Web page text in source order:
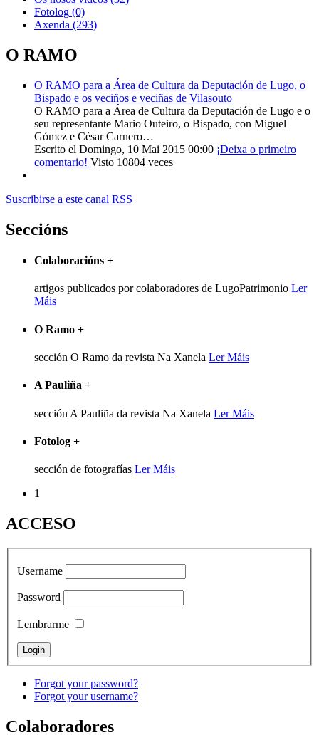
Fotolog (0)
Axenda (293)
O RAMO
O RAMO para a Área de Cultura da Deputación de Lugo, o
Bispado e os veciños e veciñas de Vilasouto
O RAMO para a Área de Cultura da Deputación de Lugo e o
seu representante Mario Outeiro, o Bispado, con Miguel
Gómez e César Carnero…
Escrito el Domingo, 10 Mai 2015 00:00 ¡Deixa o primeiro
comentario! Visto 10804 veces
Suscribirse a este canal RSS
Seccións
Colaboracións +
artigos publicados por colaboradores de LugoPatrimonio Ler
Máis
O Ramo +
sección O Ramo da revista Na Xanela Ler Máis
A Pauliña +
sección A Pauliña da revista Na Xanela Ler Máis
Fotolog +
sección de fotografías Ler Máis
1
ACCESO
Username
Password
Lembrarme
Forgot your password?
Forgot your username?
Colaboradores